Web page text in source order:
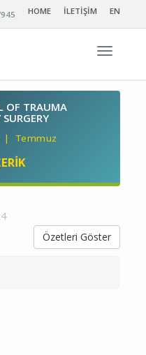
HOME İLETİŞİM EN
OF TRAUMA
| Temmuz
Özetleri Göster